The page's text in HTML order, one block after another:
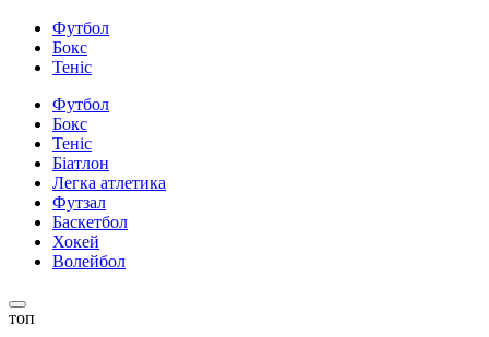
Футбол
Бокс
Теніс
Футбол
Бокс
Теніс
Біатлон
Легка атлетика
Футзал
Баскетбол
Хокей
Волейбол
топ